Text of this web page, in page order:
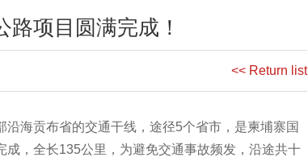
路项目圆满完成！
<< Return list
海贡布省的交通干线，途径5个省市，是柬埔寨国
成，全长135公里，为避免交通事故频发，沿途共十